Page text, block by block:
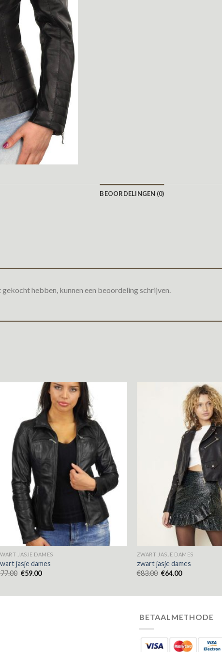
BEOORDELINGEN (0)
hebben, kunnen een beoordeling schrijven.
JASJE DAMES
jasje dames
77.00 €59.00
ZWART JASJE DAMES
zwart jasje dames
€83.00 €64.00
BETAALMETHODE